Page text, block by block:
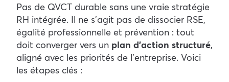
Pas de QVCT durable sans une vraie stratégie
RH intégrée. Il ne s’agit pas de dissocier RSE,
égalité professionnelle et prévention : tout
doit converger vers un plan d’action structuré,
aligné avec les priorités de l’entreprise. Voici
les étapes clés :